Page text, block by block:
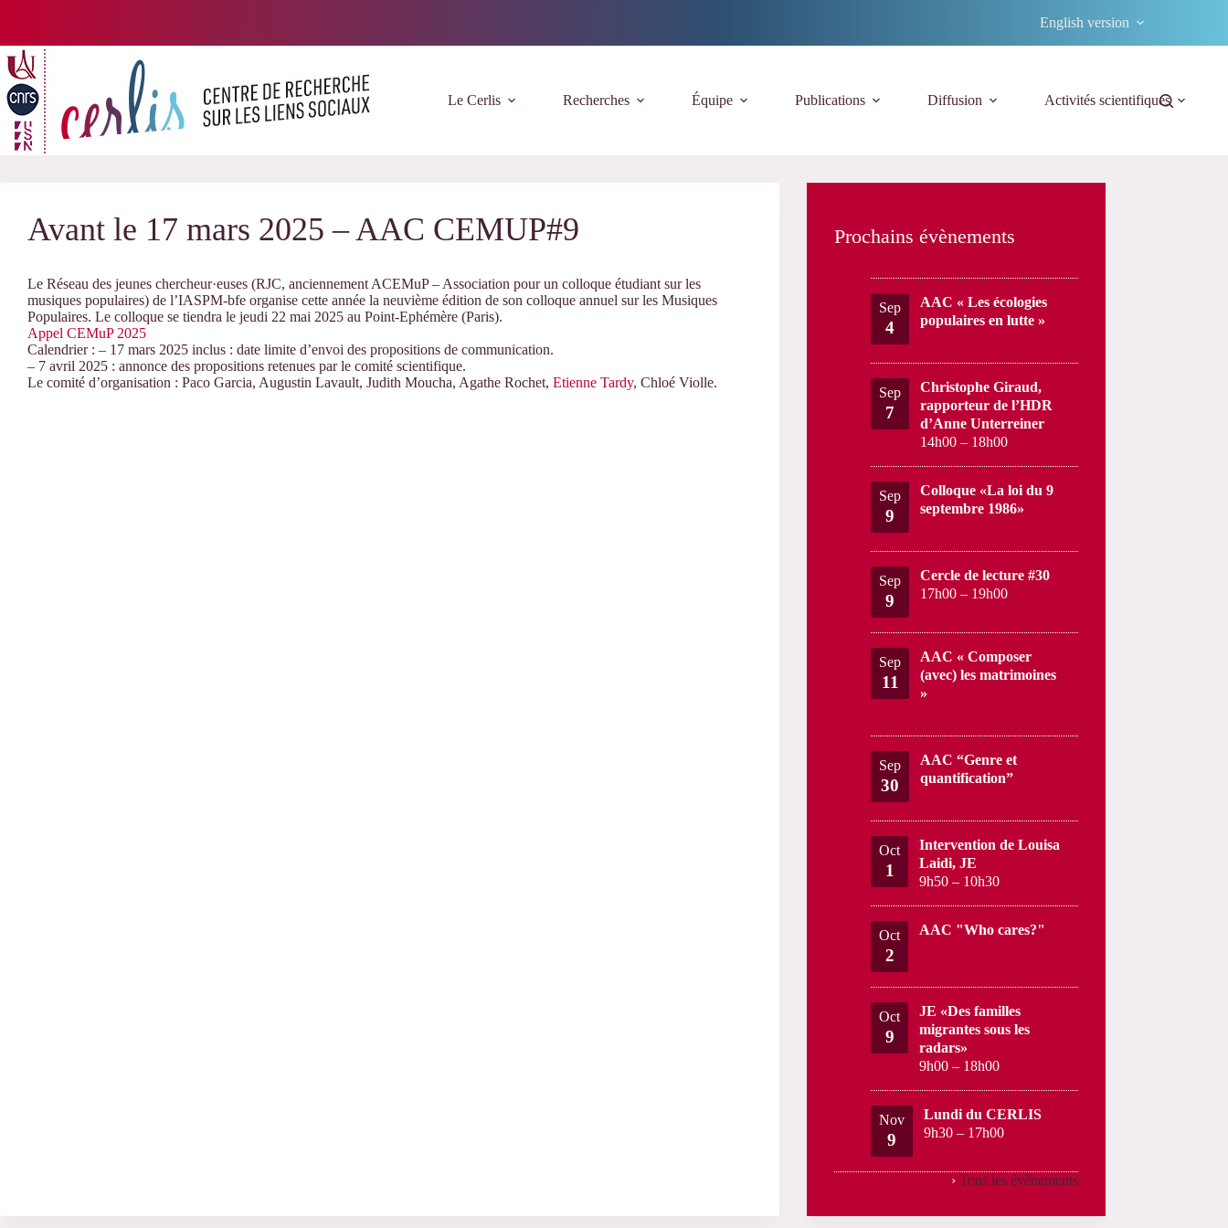
English version
Le Cerlis Recherches Équipe Publications Diffusion Activités scientifiques
Avant le 17 mars 2025 – AAC CEMUP#9
Le Réseau des jeunes chercheur·euses (RJC, anciennement ACEMuP – Association pour un colloque étudiant sur les
musiques populaires) de l’IASPM-bfe organise cette année la neuvième édition de son colloque annuel sur les Musiques
Populaires. Le colloque se tiendra le jeudi 22 mai 2025 au Point-Ephémère (Paris).
Appel CEMuP 2025
Calendrier : – 17 mars 2025 inclus : date limite d’envoi des propositions de communication.
– 7 avril 2025 : annonce des propositions retenues par le comité scientifique.
Le comité d’organisation : Paco Garcia, Augustin Lavault, Judith Moucha, Agathe Rochet, Etienne Tardy, Chloé Violle.
Prochains évènements
Sep
4
AAC « Les écologies
populaires en lutte »
Sep
7
Christophe Giraud,
rapporteur de l’HDR
d’Anne Unterreiner
14h00 – 18h00
Sep
9
Colloque «La loi du 9
septembre 1986»
Sep
9
Cercle de lecture #30
17h00 – 19h00
Sep
11
AAC « Composer
(avec) les matrimoines
»
Sep
30
AAC “Genre et
quantification”
Oct
1
Intervention de Louisa
Laidi, JE
9h50 – 10h30
Oct
2
AAC "Who cares?"
Oct
9
JE «Des familles
migrantes sous les
radars»
9h00 – 18h00
Nov
9
Lundi du CERLIS
9h30 – 17h00
› Tous les évènements